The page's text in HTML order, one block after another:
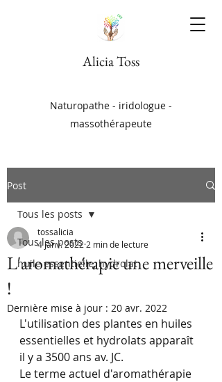
Alicia Toss
Naturopathe - iridologue -
massothérapeute
Post
Tous les posts
huile essentielle, hydrolat
Tous les posts
L'aromathérapie une merveille
!
tossalicia
4 janv. 2022 2 min de lecture
Dernière mise à jour : 20 avr. 2022
L'utilisation des plantes en huiles
essentielles et hydrolats apparaît
il y a 3500 ans av. JC.
Le terme actuel d'aromathérapie